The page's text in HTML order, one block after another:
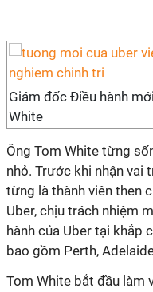
Giám đốc Điều hành
White
Ông Tom White từng
nhỏ. Trước khi nhận vai
từng là thành viên then
Uber, chịu trách nhiệm
hành của Uber tại khắp
bao gồm Perth,
Tom White bắt đầu làm